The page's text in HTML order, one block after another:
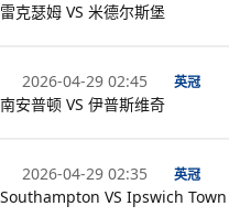
雷克瑟姆 VS 米德尔斯堡
2026-04-29 02:45 英冠
南安普顿 VS 伊普斯维奇
2026-04-29 02:35 英冠
Southampton VS Ipswich Town